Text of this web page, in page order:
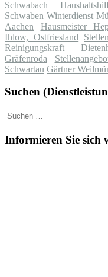
Schwabach
Schwaben Winterdienst
Aachen
Hausmeister
Ihlow, Ostfriesland
Reinigungskraft
Gräfenroda
Schwartau Gärtner
Suchen
Suche
nach:
Informieren Sie sich